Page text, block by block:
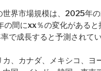
世界市場規模は、2025年
間にxx％の変化があると
で成長すると予測されてい
、カナダ、メキシコ、ヨ